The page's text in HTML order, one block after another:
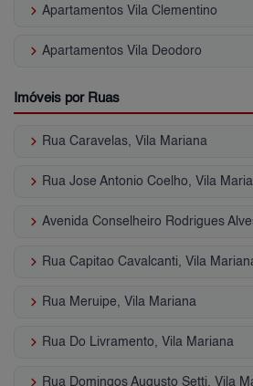
keyboard_arrow_right Apartamentos Vila Clementino
keyboard_arrow_right Apartamentos Vila Deodoro
Imóveis por Ruas
keyboard_arrow_right Rua Caravelas, Vila Mariana
keyboard_arrow_right Rua Jose Antonio Coelho, Vila
keyboard_arrow_right Avenida Conselheiro Rodrigues
keyboard_arrow_right Rua Capitao Cavalcanti, Vila
keyboard_arrow_right Rua Meruipe, Vila Mariana
keyboard_arrow_right Rua Do Livramento, Vila Mariana
Rua Domingos Augusto Setti, Vila